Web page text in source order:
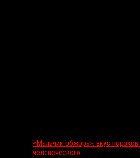
«Мальчик-обжора»: вкус
человеческого